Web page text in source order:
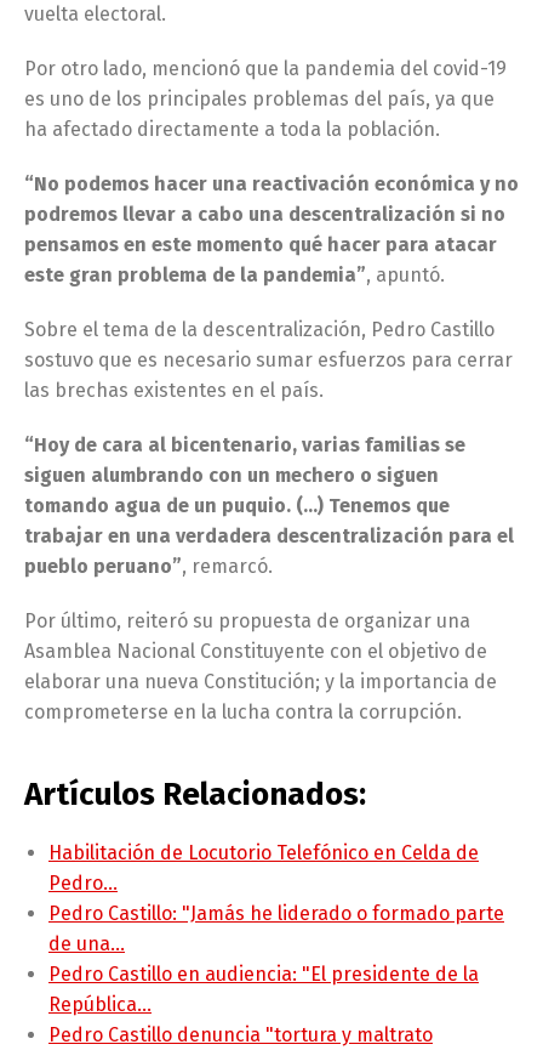
vuelta electoral.
Por otro lado, mencionó que la pandemia del covid-19
es uno de los principales problemas del país, ya que
ha afectado directamente a toda la población.
“No podemos hacer una reactivación económica y no
podremos llevar a cabo una descentralización si no
pensamos en este momento qué hacer para atacar
este gran problema de la pandemia”, apuntó.
Sobre el tema de la descentralización, Pedro Castillo
sostuvo que es necesario sumar esfuerzos para cerrar
las brechas existentes en el país.
“Hoy de cara al bicentenario, varias familias se
siguen alumbrando con un mechero o siguen
tomando agua de un puquio. (…) Tenemos que
trabajar en una verdadera descentralización para el
pueblo peruano”, remarcó.
Por último, reiteró su propuesta de organizar una
Asamblea Nacional Constituyente con el objetivo de
elaborar una nueva Constitución; y la importancia de
comprometerse en la lucha contra la corrupción.
Artículos Relacionados:
Habilitación de Locutorio Telefónico en Celda de
Pedro…
Pedro Castillo: "Jamás he liderado o formado parte
de una…
Pedro Castillo en audiencia: "El presidente de la
República…
Pedro Castillo denuncia "tortura y maltrato